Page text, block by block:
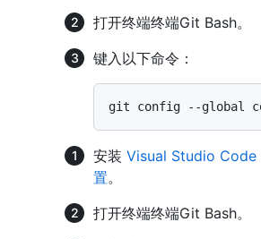
打开终端终端Git Bash。
键入以下命令：
安装 Visual Studio Code
置。
打开终端终端Git Bash。